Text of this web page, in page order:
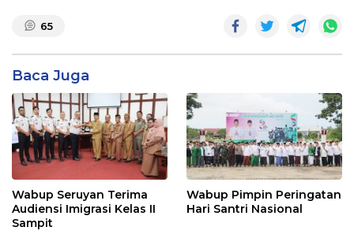
65
Baca Juga
Wabup Seruyan Terima
Audiensi Imigrasi Kelas II
Sampit
Wabup Pimpin Peringatan
Hari Santri Nasional